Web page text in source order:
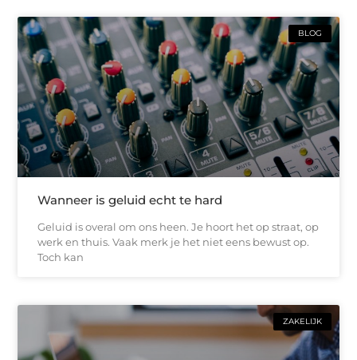
BLOG
Wanneer is geluid echt te hard
Geluid is overal om ons heen. Je hoort het op straat, op
werk en thuis. Vaak merk je het niet eens bewust op.
Toch kan
ZAKELIJK